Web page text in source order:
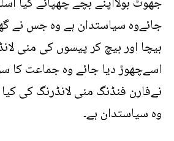
جائےوہ سیاستدان ہے وہ جس نے
بیچا اور بیچ کر پیسوں کی منی
اسےچھوڑ دیا جائے وہ جماعت کا
نےفارن فنڈنگ منی لانڈرنگ کی
وہ سیاستدان ہے۔